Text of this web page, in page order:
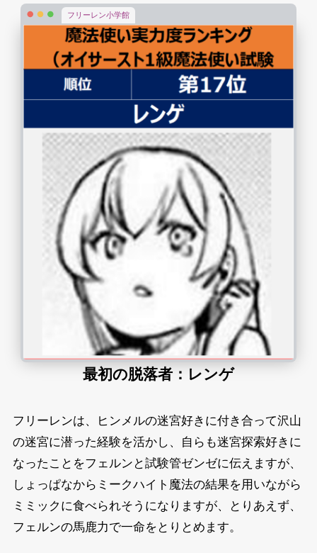
フリーレン小学館
最初の脱落者：レンゲ
フリーレンは、ヒンメルの迷宮好きに付き合って沢山
の迷宮に潜った経験を活かし、自らも迷宮探索好きに
なったことをフェルンと試験管ゼンゼに伝えますが、
しょっぱなからミークハイト魔法の結果を用いながら
ミミックに食べられそうになりますが、とりあえず、
フェルンの馬鹿力で一命をとりとめます。